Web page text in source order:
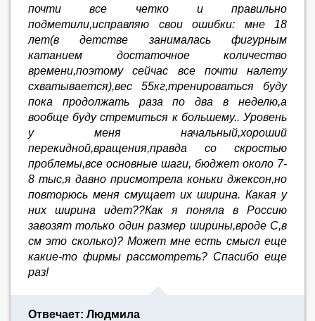
почти все четко и правильно
подметили,исправляю свои ошибки: мне 18
лет(в детстве занималась фигурным
катанием достаточное количество
времени,поэтому сейчас все почти налету
схватывается),вес 55кг,тренироваться буду
пока продолжать раза по два в неделю,а
вообще буду стремиться к большему.. Уровень
у меня начальный,хороший
перекидной,вращения,правда со скростью
проблемы,все основные шаги, бюджет около 7-
8 тыс,я давно присмотрела коньки джексон,но
повторюсь меня смущает их ширина. Какая у
них ширина идет??Как я поняла в Россию
завозят только один размер ширины,вроде С,в
см это сколько)? Может мне есть смысл еще
какие-то фирмы рассмотреть? Спасибо еще
раз!
Отвечает: Людмила